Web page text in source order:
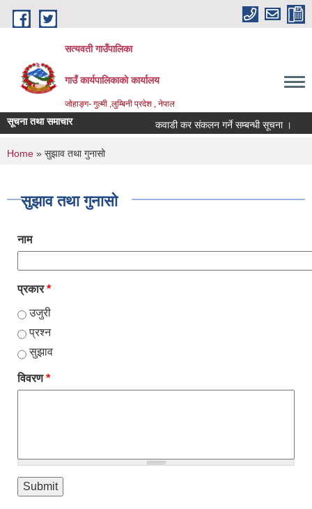
Skip to main content
सत्यवती गाउँपालिका
गाउँ कार्यपालिकाकाे कार्यालय
जाेहाङ्ग- गुल्मी ,लुम्बिनी प्रदेश , नेपाल
सूचना तथा समाचार कवाडी कर संकलन गर्ने सम्बन्धी सूचना ।
You are here
Home » सुझाव तथा गुनासो
सुझाव तथा गुनासो
नाम
प्रकार*
उजुरी
प्रश्न
सुझाव
विवरण*